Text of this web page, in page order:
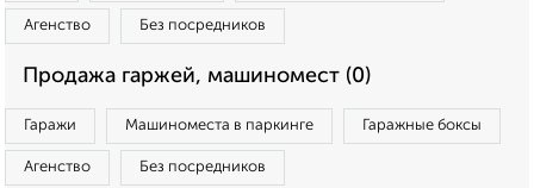
Агенство Без посредников
Продажа гаржей, машиномест (0)
Гаражи Машиноместа в паркинге Гаражные боксы
Агенство Без посредников